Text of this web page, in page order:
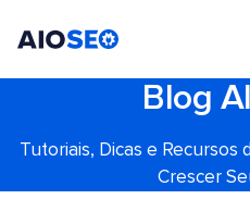
Blog
Tutoriais, Dicas e Recursos
Crescer